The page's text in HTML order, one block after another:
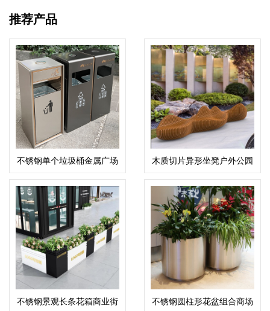
推荐产品
不锈钢单个垃圾桶金属广场
街区果皮箱
木质切片异形坐凳户外公园
创意座椅
不锈钢景观长条花箱商业街
不锈钢圆柱形花盆组合商场